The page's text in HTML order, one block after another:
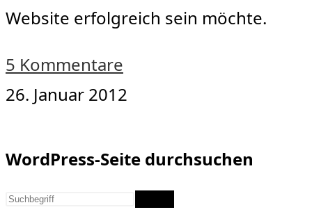
Website erfolgreich sein möchte.
5 Kommentare
26. Januar 2012
WordPress-Seite durchsuchen